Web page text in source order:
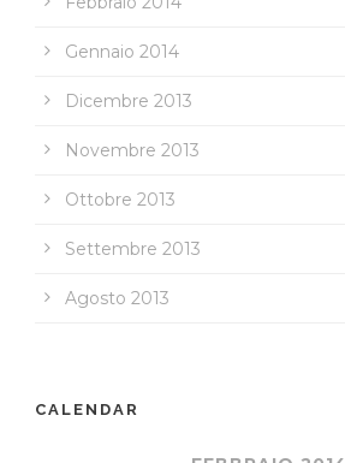
Gennaio 2014
Dicembre 2013
Novembre 2013
Ottobre 2013
Settembre 2013
Agosto 2013
CALENDAR